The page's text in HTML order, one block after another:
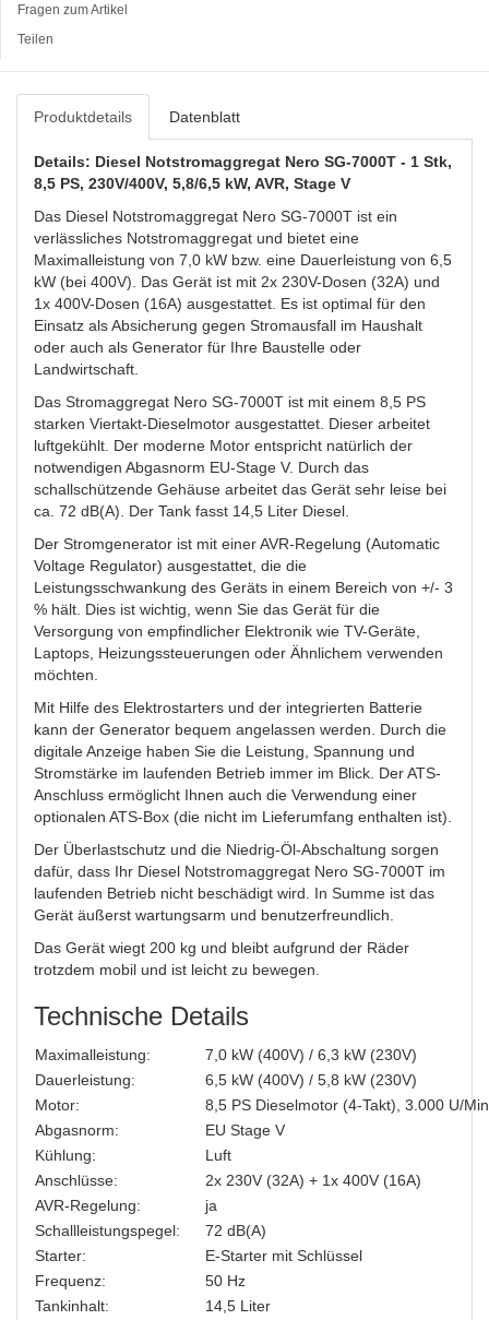
Fragen zum Artikel
Teilen
Produktdetails Datenblatt
Details: Diesel Notstromaggregat Nero SG-7000T - 1 Stk,
8,5 PS, 230V/400V, 5,8/6,5 kW, AVR, Stage V
Das Diesel Notstromaggregat Nero SG-7000T ist ein
verlässliches Notstromaggregat und bietet eine
Maximalleistung von 7,0 kW bzw. eine Dauerleistung von 6,5
kW (bei 400V). Das Gerät ist mit 2x 230V-Dosen (32A) und
1x 400V-Dosen (16A) ausgestattet. Es ist optimal für den
Einsatz als Absicherung gegen Stromausfall im Haushalt
oder auch als Generator für Ihre Baustelle oder
Landwirtschaft.
Das Stromaggregat Nero SG-7000T ist mit einem 8,5 PS
starken Viertakt-Dieselmotor ausgestattet. Dieser arbeitet
luftgekühlt. Der moderne Motor entspricht natürlich der
notwendigen Abgasnorm EU-Stage V. Durch das
schallschützende Gehäuse arbeitet das Gerät sehr leise bei
ca. 72 dB(A). Der Tank fasst 14,5 Liter Diesel.
Der Stromgenerator ist mit einer AVR-Regelung (Automatic
Voltage Regulator) ausgestattet, die die
Leistungsschwankung des Geräts in einem Bereich von +/- 3
% hält. Dies ist wichtig, wenn Sie das Gerät für die
Versorgung von empfindlicher Elektronik wie TV-Geräte,
Laptops, Heizungssteuerungen oder Ähnlichem verwenden
möchten.
Mit Hilfe des Elektrostarters und der integrierten Batterie
kann der Generator bequem angelassen werden. Durch die
digitale Anzeige haben Sie die Leistung, Spannung und
Stromstärke im laufenden Betrieb immer im Blick. Der ATS-
Anschluss ermöglicht Ihnen auch die Verwendung einer
optionalen ATS-Box (die nicht im Lieferumfang enthalten ist).
Der Überlastschutz und die Niedrig-Öl-Abschaltung sorgen
dafür, dass Ihr Diesel Notstromaggregat Nero SG-7000T im
laufenden Betrieb nicht beschädigt wird. In Summe ist das
Gerät äußerst wartungsarm und benutzerfreundlich.
Das Gerät wiegt 200 kg und bleibt aufgrund der Räder
trotzdem mobil und ist leicht zu bewegen.
Technische Details
Maximalleistung:
7,0 kW (400V) / 6,3 kW (230V)
Dauerleistung:
6,5 kW (400V) / 5,8 kW (230V)
Motor:
8,5 PS Dieselmotor (4-Takt), 3.000 U/Min
Abgasnorm:
EU Stage V
Kühlung:
Luft
Anschlüsse:
2x 230V (32A) + 1x 400V (16A)
AVR-Regelung:
ja
Schallleistungspegel:
72 dB(A)
Starter:
E-Starter mit Schlüssel
Frequenz:
50 Hz
Tankinhalt:
14,5 Liter